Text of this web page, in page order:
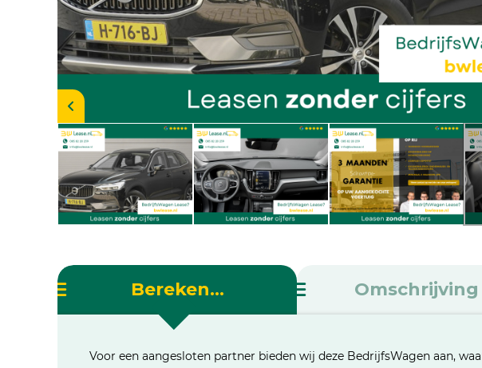
Bereken... Omschrijving
Voor een aangesloten partner bieden wij deze BedrijfsWagen aan,